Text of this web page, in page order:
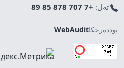
تەل: +7 707 878 85 89
پوددەرجكاWebAudit